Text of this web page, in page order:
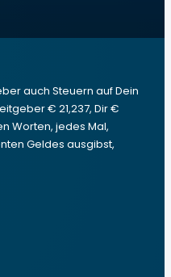
auch Steuern auf Dein
€ 21,237, Dir €
Worten, jedes Mal,
Geldes ausgibst,